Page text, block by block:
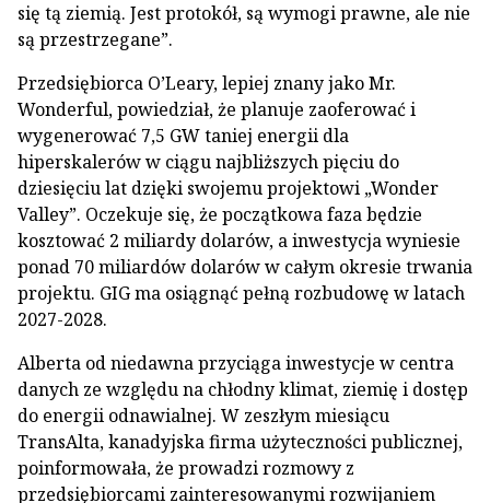
się tą ziemią. Jest protokół, są wymogi prawne, ale nie
są przestrzegane”.
Przedsiębiorca O’Leary, lepiej znany jako Mr.
Wonderful, powiedział, że planuje zaoferować i
wygenerować 7,5 GW taniej energii dla
hiperskalerów w ciągu najbliższych pięciu do
dziesięciu lat dzięki swojemu projektowi „Wonder
Valley”. Oczekuje się, że początkowa faza będzie
kosztować 2 miliardy dolarów, a inwestycja wyniesie
ponad 70 miliardów dolarów w całym okresie trwania
projektu. GIG ma osiągnąć pełną rozbudowę w latach
2027-2028.
Alberta od niedawna przyciąga inwestycje w centra
danych ze względu na chłodny klimat, ziemię i dostęp
do energii odnawialnej. W zeszłym miesiącu
TransAlta, kanadyjska firma użyteczności publicznej,
poinformowała, że prowadzi rozmowy z
przedsiębiorcami zainteresowanymi rozwijaniem